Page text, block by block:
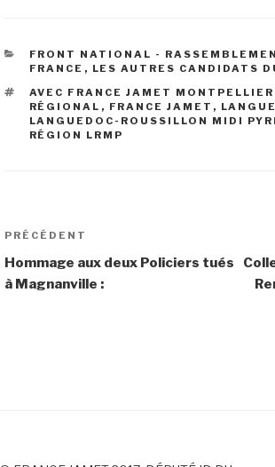
CATÉGORIES
FRONT NATIONAL -
FRANCE , LES AUTRES CANDIDATS
ÉTIQUETTES
AVEC FRANCE JAMET
RÉGIONAL , FRANCE JAMET ,
LANGUEDOC-ROUSSILLON MIDI
RÉGION LRMP
Navigation
de
l’article
Article
précédent
PRÉCÉDENT
Hommage aux deux Policiers tués
à Magnanville :